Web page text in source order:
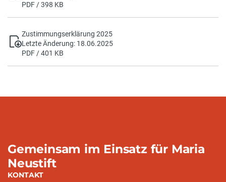
PDF / 398 KB
Zustimmungserklärung 2025
Letzte Änderung: 18.06.2025
PDF / 401 KB
Gemeinsam im Einsatz für Maria
Neustift
KONTAKT